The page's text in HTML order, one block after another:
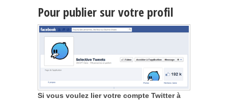
Pour publier sur votre profil
Si vous voulez lier votre compte Twitter à